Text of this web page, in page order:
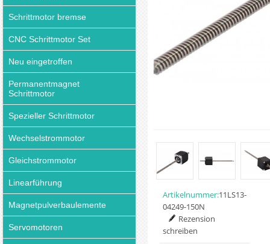
Schrittmotor bremse
CNC Schrittmotor Set
Neu eingetroffen
Permanentmagnet
Schrittmotor
Spezieller Schrittmotor
Wechselstrommotor
Gleichstrommotor
Linearführung
Magnetpulverbaulemente
Servomotoren
Artikelnummer:11LS13-
04249-150N
Rezension
schreiben